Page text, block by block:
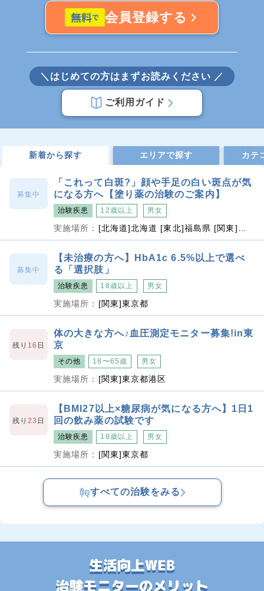
会員登録する
＼はじめての方はまずお読みください ／
ご利用ガイド
新着から探す エリアで探す カテ
募集中
「これって白斑?」顔や手足の白い斑点が気
になる方へ【塗り薬の治験のご案内】
治験疾患 12歳以上 男女
実施場所： [北海道]北海道 [東北]福島県 [関東]東京都、埼玉県、千葉県、神奈川県 [東海]愛知県 [関西]大阪府、兵庫県、京都府 [四国]香川県 [九州]福岡県、長崎県、大分県 [沖縄]沖縄県
募集中
【未治療の方へ】HbA1c 6.5%以上で選べ
る「選択肢」
治験疾患 18歳以上 男女
実施場所： [関東]東京都
残り 16 日
体の大きな方へ♪血圧測定モニター募集!in東
京
その他 18〜65歳 男女
実施場所： [関東]東京都港区
残り 23 日
【BMI27以上×糖尿病が気になる方へ】1日1
回の飲み薬の試験です
治験疾患 18歳以上 男女
実施場所： [関東]東京都
すべての治験をみる